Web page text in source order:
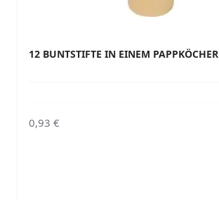
12 BUNTSTIFTE IN EINEM PAPPKÖCHER
0,93 €